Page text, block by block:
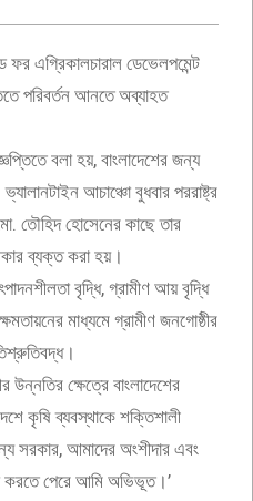
ফর এগ্রিকালচারাল ডেভেলপমেন্ট
পরিবর্তন আনতে অব্যাহত
বলা হয়, বাংলাদেশের জন্য
আচাঞ্চো বুধবার পররাষ্ট্র
মো. তৌহিদ হোসেনের কাছে তার
ব্যক্ত করা হয়।
বৃদ্ধি, গ্রামীণ আয় বৃদ্ধি
মাধ্যমে গ্রামীণ জনগোষ্ঠীর
উন্নতির ক্ষেত্রে বাংলাদেশের
কৃষি ব্যবস্থাকে শক্তিশালী
সরকার, আমাদের অংশীদার এবং
করতে পেরে আমি অভিভূত।’